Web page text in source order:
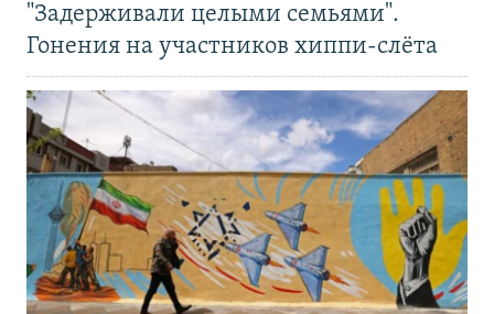
"Задерживали целыми семьями".
Гонения на участников хиппи-слёта